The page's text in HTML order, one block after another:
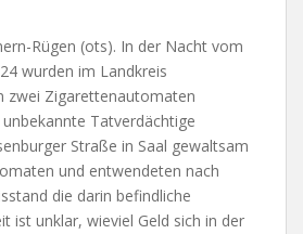
Rügen (ots). In der Nacht vom
wurden im Landkreis
zwei Zigarettenautomaten
Tatverdächtige
Straße in Saal gewaltsam
und entwendeten nach
die darin befindliche
ist unklar, wieviel Geld sich in der